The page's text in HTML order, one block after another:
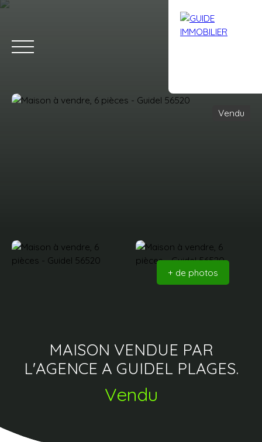
Estimation
Vendu
+ de photos
MAISON VENDUE PAR
L'AGENCE A GUIDEL PLAGES.
Vendu